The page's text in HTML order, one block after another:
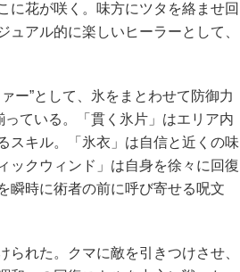
に花が咲く。味方にツタを絡ませ回
アル的に楽しいヒーラーとして、
ー”として、氷をまとわせて防御力
っている。「貫く氷片」はエリア内
スキル。「氷衣」は自信と近くの味
ックウィンド」は自身を徐々に回復
瞬時に術者の前に呼び寄せる呪文
れた。クマに敵を引きつけさせ、